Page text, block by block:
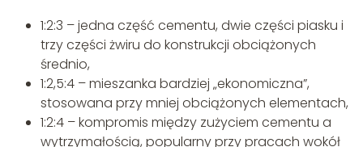
1:2:3 – jedna część cementu, dwie części piasku i
trzy części żwiru do konstrukcji obciążonych
średnio,
1:2,5:4 – mieszanka bardziej „ekonomiczna”,
stosowana przy mniej obciążonych elementach,
1:2:4 – kompromis między zużyciem cementu a
wytrzymałością, popularny przy pracach wokół